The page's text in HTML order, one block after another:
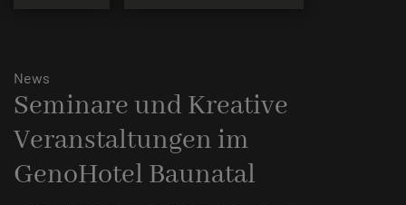
News
Seminare und Kreative
Veranstaltungen im
GenoHotel Baunatal